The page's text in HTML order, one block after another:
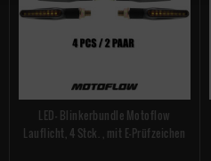
LED- Blinkerbundle Motoflow
Lauflicht, 4 Stck. , mit E-Prüfzeichen